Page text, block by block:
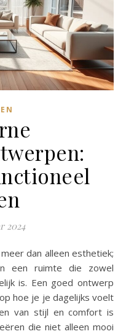
2024
een ruimte die zowel
is. Een goed ontwerp
hoe je je dagelijks voelt
van stijl en comfort is
die niet alleen mooi